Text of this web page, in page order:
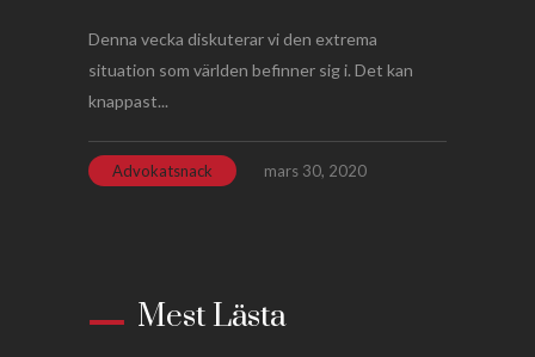
Denna vecka diskuterar vi den extrema
situation som världen befinner sig i. Det kan
knappast...
Advokatsnack mars 30, 2020
Mest Lästa